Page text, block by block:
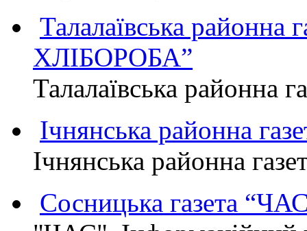
Талалаївська
ХЛІБОРОБА”
Талалаївська
Ічнянська районна
Ічнянська районна
Сосницька газета